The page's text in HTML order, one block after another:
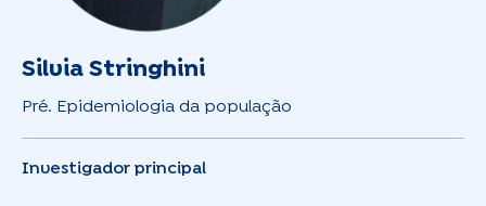
Silvia Stringhini
Pré. Epidemiologia da população
Investigador principal